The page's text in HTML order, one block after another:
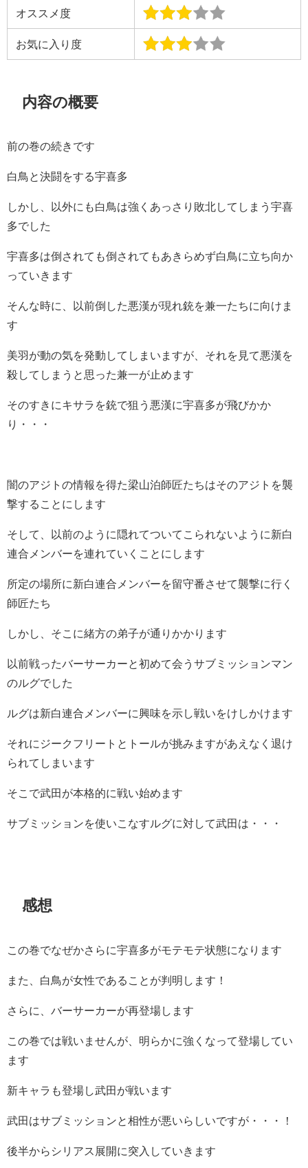
オススメ度
お気に入り度
内容の概要
前の巻の続きです
白鳥と決闘をする宇喜多
しかし、以外にも白鳥は強くあっさり敗北してしまう宇喜
多でした
宇喜多は倒されても倒されてもあきらめず白鳥に立ち向か
っていきます
そんな時に、以前倒した悪漢が現れ銃を兼一たちに向けま
す
美羽が動の気を発動してしまいますが、それを見て悪漢を
殺してしまうと思った兼一が止めます
そのすきにキサラを銃で狙う悪漢に宇喜多が飛びかか
り・・・
闇のアジトの情報を得た梁山泊師匠たちはそのアジトを襲
撃することにします
そして、以前のように隠れてついてこられないように新白
連合メンバーを連れていくことにします
所定の場所に新白連合メンバーを留守番させて襲撃に行く
師匠たち
しかし、そこに緒方の弟子が通りかかります
以前戦ったバーサーカーと初めて会うサブミッションマン
のルグでした
ルグは新白連合メンバーに興味を示し戦いをけしかけます
それにジークフリートとトールが挑みますがあえなく退け
られてしまいます
そこで武田が本格的に戦い始めます
サブミッションを使いこなすルグに対して武田は・・・
感想
この巻でなぜかさらに宇喜多がモテモテ状態になります
また、白鳥が女性であることが判明します！
さらに、バーサーカーが再登場します
この巻では戦いませんが、明らかに強くなって登場してい
ます
新キャラも登場し武田が戦います
武田はサブミッションと相性が悪いらしいですが・・・！
後半からシリアス展開に突入していきます